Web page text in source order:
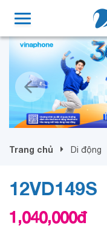
Trang chủ Di động
12VD149S
1,040,000đ